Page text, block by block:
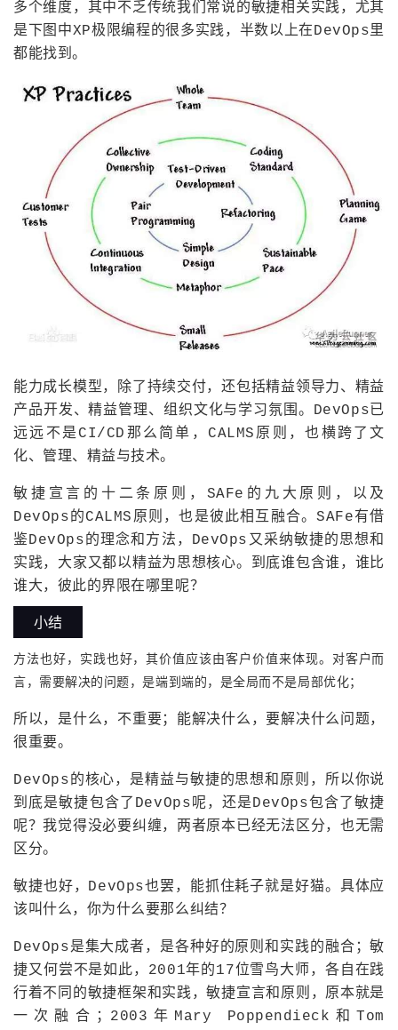
多个维度，其中不乏传统我们常说的敏捷相关实践，尤其
是下图中XP极限编程的很多实践，半数以上在DevOps里
都能找到。
能力成长模型，除了持续交付，还包括精益领导力、精益
产品开发、精益管理、组织文化与学习氛围。DevOps已
远远不是CI/CD那么简单，CALMS原则，也横跨了文
化、管理、精益与技术。
敏捷宣言的十二条原则，SAFe的九大原则，以及
DevOps的CALMS原则，也是彼此相互融合。SAFe有借
鉴DevOps的理念和方法，DevOps又采纳敏捷的思想和
实践，大家又都以精益为思想核心。到底谁包含谁，谁比
谁大，彼此的界限在哪里呢？
小结
方法也好，实践也好，其价值应该由客户价值来体现。对客户而
言，需要解决的问题，是端到端的，是全局而不是局部优化；
所以，是什么，不重要；能解决什么，要解决什么问题，
很重要。
DevOps的核心，是精益与敏捷的思想和原则，所以你说
到底是敏捷包含了DevOps呢，还是DevOps包含了敏捷
呢？我觉得没必要纠缠，两者原本已经无法区分，也无需
区分。
敏捷也好，DevOps也罢，能抓住耗子就是好猫。具体应
该叫什么，你为什么要那么纠结？
DevOps是集大成者，是各种好的原则和实践的融合；敏
捷又何尝不是如此，2001年的17位雪鸟大师，各自在践
行着不同的敏捷框架和实践，敏捷宣言和原则，原本就是
一次融合；2003年Mary Poppendieck和Tom